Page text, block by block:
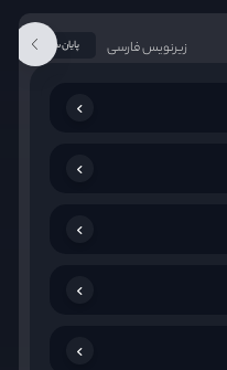
زیرنویس فارسی پایان سریال